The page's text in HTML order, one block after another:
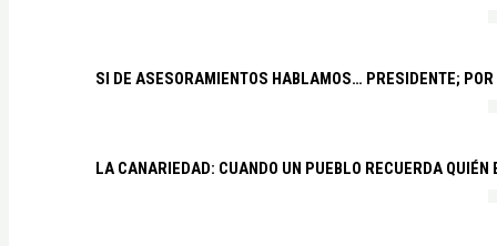
SI DE ASESORAMIENTOS HABLAMOS… PRESIDENTE;
LA CANARIEDAD: CUANDO UN PUEBLO RECUERDA QUIÉN